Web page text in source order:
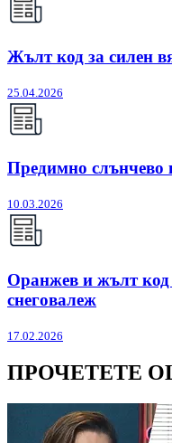
Жълт код за силен
25.04.2026
Предимно слънчево
10.03.2026
Оранжев и жълт код
снеговалеж
17.02.2026
ПРОЧЕТЕТЕ